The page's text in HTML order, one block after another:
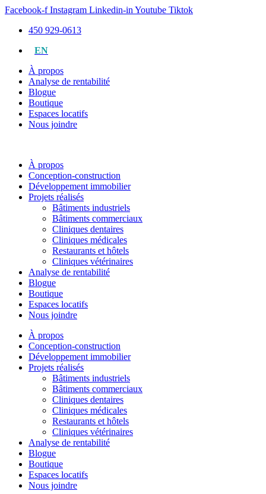
Aller
contenu
Facebook-f Instagram Linkedin-in Youtube Tiktok
450 929-0613
EN
À propos
Analyse de rentabilité
Blogue
Boutique
Espaces locatifs
Nous joindre
À propos
Conception-construction
Développement immobilier
Projets réalisés
Bâtiments industriels
Bâtiments commerciaux
Cliniques dentaires
Cliniques médicales
Restaurants et hôtels
Cliniques vétérinaires
Analyse de rentabilité
Blogue
Boutique
Espaces locatifs
Nous joindre
À propos
Conception-construction
Développement immobilier
Projets réalisés
Bâtiments industriels
Bâtiments commerciaux
Cliniques dentaires
Cliniques médicales
Restaurants et hôtels
Cliniques vétérinaires
Analyse de rentabilité
Blogue
Boutique
Espaces locatifs
Nous joindre